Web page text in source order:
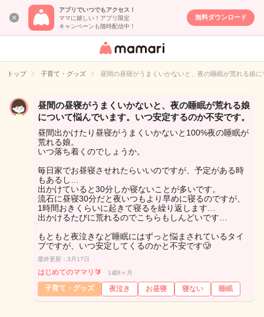
アプリでいつでもアクセス！
ママに嬉しい！アプリ限定
キャンペーンも随時配信中！
無料ダウンロード
女性専用匿名QA
イト
トップ 子育て・グッズ 昼間の昼寝がうまくいかないと、夜の睡眠が荒れる娘
昼間の昼寝がうまくいかないと、夜の睡眠が荒れる娘
について悩んでいます。いつ安定するのか不安です。
昼間出かけたり昼寝がうまくいかないと100%夜の睡眠が
荒れる娘。
いつ落ち着くのでしょうか。
毎日家でお昼寝させれたらいいのですが、予定がある時
もあるし…
出かけていると30分しか寝ないことが多いです。
流石に昼寝30分だと夜いつもより早めに寝るのですが、
1時間おきくらいに起きて寝るを繰り返します…
出かけるたびに荒れるのでこちらもしんどいです…
もともと夜泣きなど睡眠にはずっと悩まされているタイ
プですが、いつ安定してくるのかと不安です🥲
最終更新：3月17日
はじめてのママリ🔰 1歳8ヶ月
子育て・グッズ 夜泣き お昼寝 寝ない 睡眠